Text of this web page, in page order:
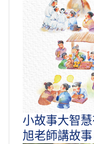
小故事大智
旭老師講故事